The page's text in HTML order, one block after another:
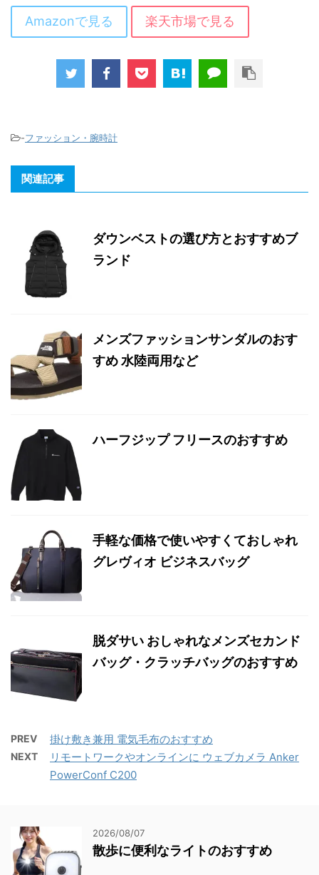
Amazonで見る 楽天市場で見る
-ファッション・腕時計
関連記事
ダウンベストの選び方とおすすめブ
ランド
メンズファッションサンダルのおす
すめ 水陸両用など
ハーフジップ フリースのおすすめ
手軽な価格で使いやすくておしゃれ
グレヴィオ ビジネスバッグ
脱ダサい おしゃれなメンズセカンド
バッグ・クラッチバッグのおすすめ
PREV 掛け敷き兼用 電気毛布のおすすめ
NEXT
リモートワークやオンラインに ウェブカメラ Anker
PowerConf C200
2026/08/07
散歩に便利なライトのおすすめ